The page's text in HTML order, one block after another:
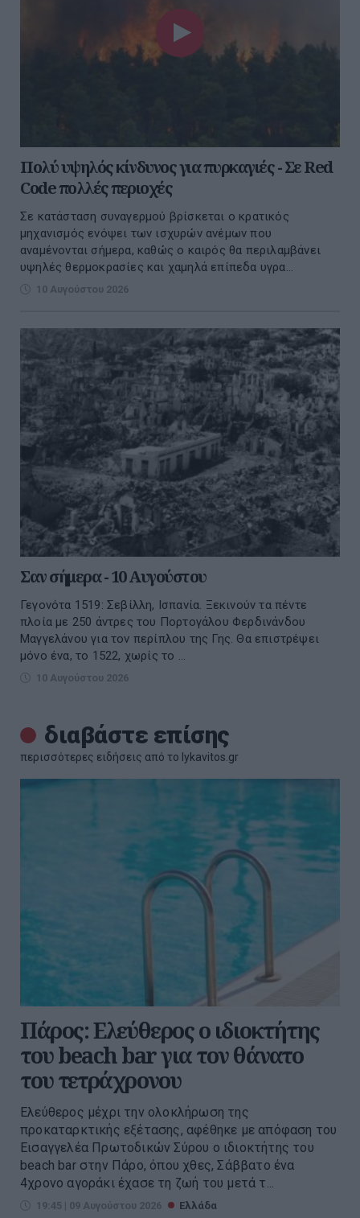
Πολύ υψηλός κίνδυνος για πυρκαγιές - Σε Red
Code πολλές περιοχές
Σε κατάσταση συναγερμού βρίσκεται ο κρατικός
μηχανισμός ενόψει των ισχυρών ανέμων που
αναμένονται σήμερα, καθώς ο καιρός θα περιλαμβάνει
υψηλές θερμοκρασίες και χαμηλά επίπεδα υγρα...
10 Αυγούστου 2026
Σαν σήμερα - 10 Αυγούστου
Γεγονότα 1519: Σεβίλλη, Ισπανία. Ξεκινούν τα πέντε
πλοία με 250 άντρες του Πορτογάλου Φερδινάνδου
Μαγγελάνου για τον περίπλου της Γης. Θα επιστρέψει
μόνο ένα, το 1522, χωρίς το ...
10 Αυγούστου 2026
διαβάστε επίσης
περισσότερες ειδήσεις από το lykavitos.gr
Πάρος: Ελεύθερος ο ιδιοκτήτης
του beach bar για τον θάνατο
του τετράχρονου
Ελεύθερος μέχρι την ολοκλήρωση της
προκαταρκτικής εξέτασης, αφέθηκε με απόφαση του
Εισαγγελέα Πρωτοδικών Σύρου ο ιδιοκτήτης του
beach bar στην Πάρο, όπου χθες, Σάββατο ένα
4χρονο αγοράκι έχασε τη ζωή του μετά τ...
19:45 | 09 Αυγούστου 2026 Ελλάδα